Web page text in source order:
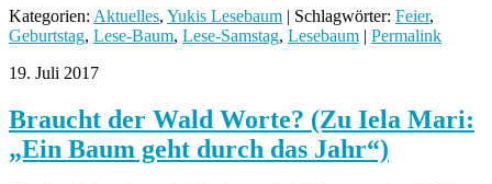
Kategorien: Aktuelles, Yukis Lesebaum | Schlagwörter: Feier,
Geburtstag, Lese-Baum, Lese-Samstag, Lesebaum | Permalink
19. Juli 2017
Braucht der Wald Worte? (Zu Iela Mari:
„Ein Baum geht durch das Jahr“)